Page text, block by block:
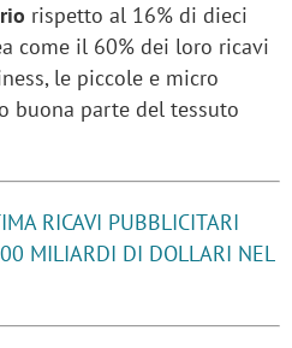
rispetto al 16% di dieci
come il 60% dei loro ricavi
le piccole e micro
buona parte del tessuto
RICAVI PUBBLICITARI
MILIARDI DI DOLLARI NEL